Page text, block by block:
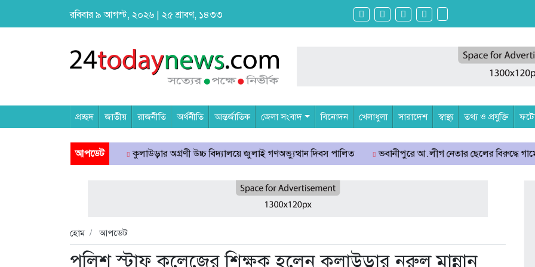
রবিবার ৯ আগস্ট, ২০২৬ | ২৫ শ্রাবণ, ১৪৩৩
প্রচ্ছদ জাতীয় রাজনীতি অর্থনীতি আন্তর্জাতিক জেলা সংবাদ বিনোদন খেলাধুলা সারাদেশ স্বাস্থ্য তথ্য ও প্রযুক্তি
আপডেটকুলাউড়ার অগ্রণী উচ্চ বিদ্যালয়ে জুলাই গণঅভ্যুত্থান দিবস পালিত ভবানীপুরে আ.লীগ নেতার ছেলের বিরুদ্ধে গার্মেন্টস
হোম আপডেট
পুলিশ স্টাফ কলেজের শিক্ষক হলেন কুলাউড়ার নুরুল মান্নান